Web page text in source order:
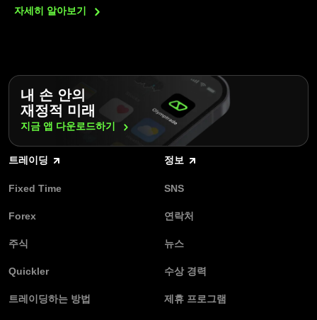
자세히 알아보기
내 손 안의
재정적 미래
지금 앱 다운로드하기
트레이딩
Fixed Time
Forex
주식
Quickler
트레이딩하는 방법
정보
SNS
연락처
뉴스
수상 경력
제휴 프로그램